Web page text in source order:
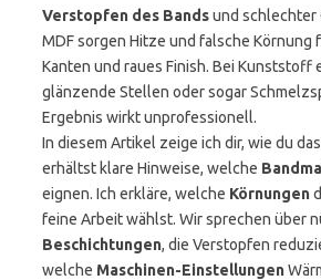
Verstopfen des Bandsund schlechter
MDF sorgen Hitze und falsche Körnung
Kanten und raues Finish. Bei Kunststoff
glänzende Stellen oder sogar
Ergebnis wirkt unprofessionell.
In diesem Artikel zeige ich dir, wie du
erhältst klare Hinweise, welche
eignen. Ich erkläre, welche Körnungen
feine Arbeit wählst. Wir sprechen über
Beschichtungen, die Verstopfen
welche Maschinen-Einstellungen